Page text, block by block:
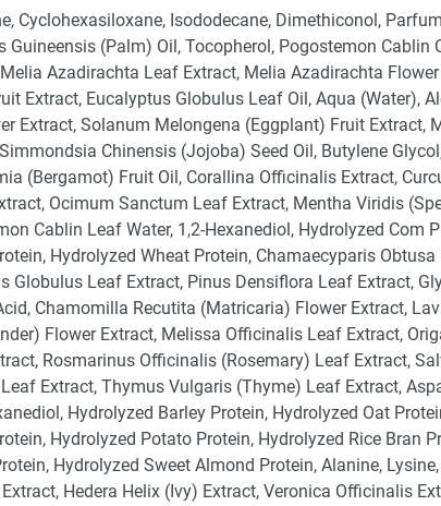
Cyclohexasiloxane, Isododecane, Dimethiconol, Parfum
Guineensis (Palm) Oil, Tocopherol, Pogostemon Cablin
Azadirachta Leaf Extract, Melia Azadirachta
Extract, Eucalyptus Globulus Leaf Oil, Aqua (Water),
Extract, Solanum Melongena (Eggplant) Fruit Extract,
Chinensis (Jojoba) Seed Oil, Butylene
(Bergamot) Fruit Oil, Corallina Officinalis Extract,
Ocimum Sanctum Leaf Extract, Mentha Viridis
Cablin Leaf Water, 1,2-Hexanediol, Hydrolyzed Com
Hydrolyzed Wheat Protein, Chamaecyparis Obtusa
Globulus Leaf Extract, Pinus Densiflora Leaf Extract,
Chamomilla Recutita (Matricaria) Flower Extract,
Flower Extract, Melissa Officinalis Leaf Extract,
Rosmarinus Officinalis (Rosemary) Leaf Extract,
Extract, Thymus Vulgaris (Thyme) Leaf Extract,
Hydrolyzed Barley Protein, Hydrolyzed Oat
Hydrolyzed Potato Protein, Hydrolyzed Rice Bran
Hydrolyzed Sweet Almond Protein, Alanine,
Hedera Helix (Ivy) Extract, Veronica Officinalis